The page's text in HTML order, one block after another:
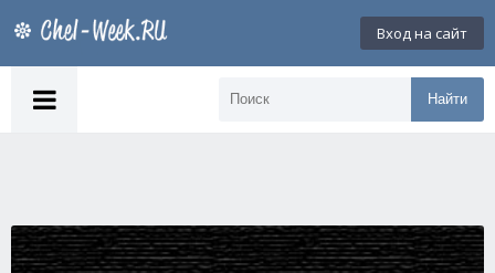
Вход на сайт
Найти